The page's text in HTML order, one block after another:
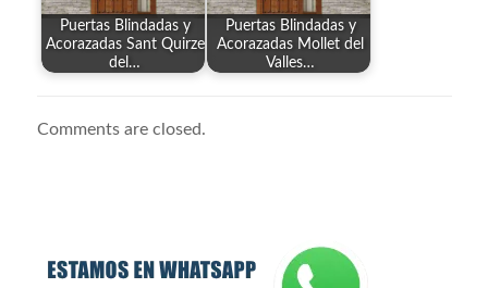
Puertas Blindadas y
Acorazadas Sant Quirze
del…
Puertas Blindadas y
Acorazadas Mollet del
Valles…
Comments are closed.